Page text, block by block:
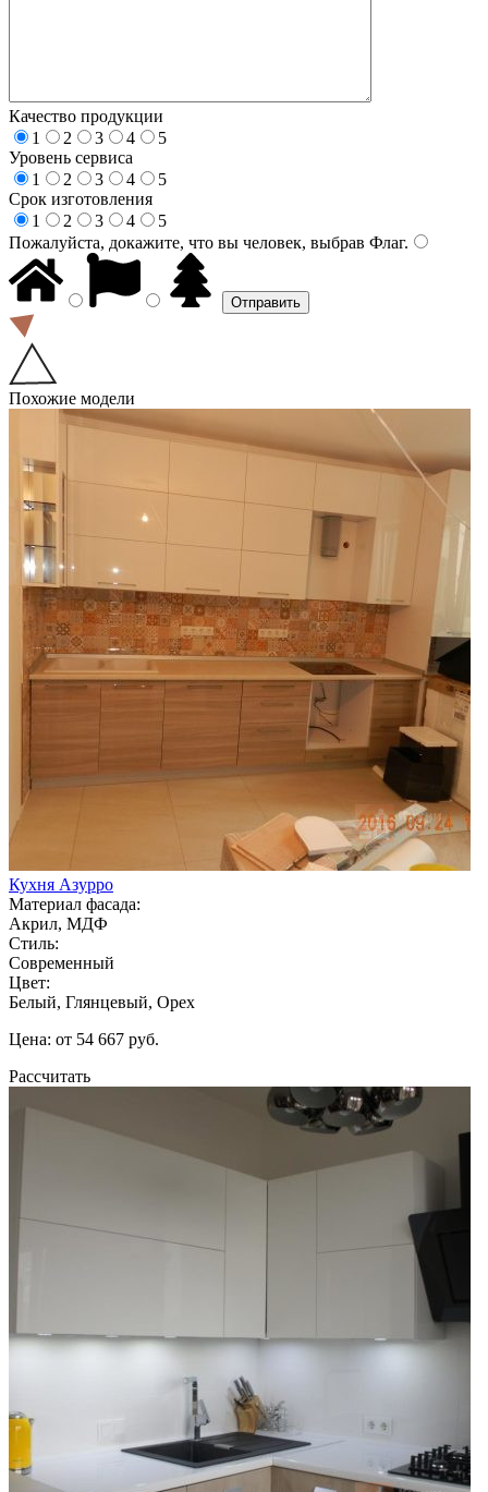
Качество продукции
1
2 3 4
5
Уровень сервиса
1
2 3 4
5
Срок изготовления
1
2 3 4
5
Пожалуйста, докажите, что вы человек, выбрав Флаг.
Похожие модели
Кухня Азурро
Материал фасада:
Акрил, МДФ
Стиль:
Современный
Цвет:
Белый, Глянцевый, Орех
Цена: от 54 667 руб.
Рассчитать